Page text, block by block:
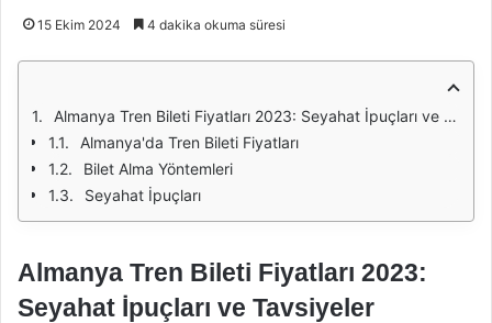
15 Ekim 2024 4 dakika okuma süresi
Almanya Tren Bileti Fiyatları 2023: Seyahat İpuçları ve Tavsiyeler
Almanya'da Tren Bileti Fiyatları
Bilet Alma Yöntemleri
Seyahat İpuçları
Almanya Tren Bileti Fiyatları 2023:
Seyahat İpuçları ve Tavsiyeler